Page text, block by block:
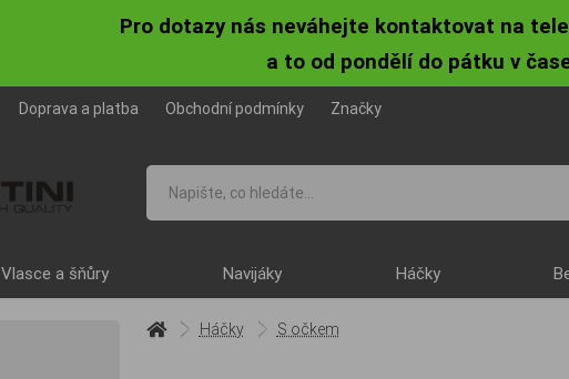
Pro dotazy nás neváhejte kontaktovat na
a to od pondělí do pátku v
Doprava a platba Obchodní podmínky Značky
Vlasce a šňůry Navijáky Háčky
Háčky S očkem